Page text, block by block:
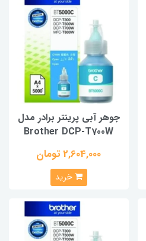
جوهر آبی پرینتر برادر مدل
Brother DCP-T700W
2,604,000 تومان
خرید